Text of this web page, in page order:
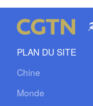
PLAN DU SITE
Chine
Monde